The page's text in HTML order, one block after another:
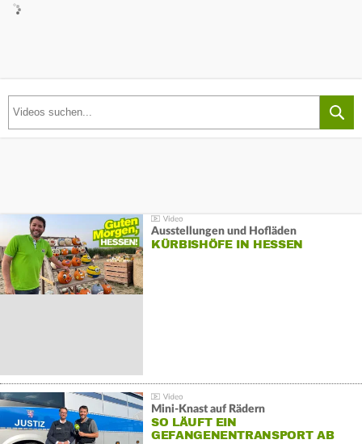
Ausstellungen und Hofläden
KÜRBISHÖFE IN HESSEN
Mini-Knast auf Rädern
SO LÄUFT EIN
GEFANGENENTRANSPORT AB